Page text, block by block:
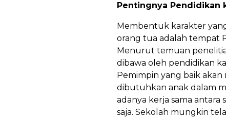
Pentingnya Pendidikan
Membentuk karakter
orang tua adalah tempat
Menurut temuan
dibawa oleh pendidikan
Pemimpin yang baik
dibutuhkan anak dalam
adanya kerja sama
saja. Sekolah mungkin